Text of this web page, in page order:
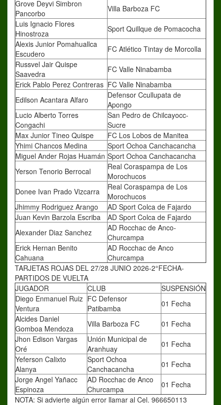
Grove Deyvi Simbron
Pancorbo
Villa Barboza FC
Luis Ignacio Flores
Hinostroza
Sport Quillque de Pomacocha
Alexis Junior Pomahuallca
Escudero
FC Atlético Tintay de Morcolla
Russvel Jair Quispe
Saavedra
FC Valle Ninabamba
Erick Pablo Perez Contreras FC Valle Ninabamba
Edilson Acantara Alfaro
Defensor Ccullupata de
Apongo
Lucio Alberto Torres
Congachi
San Pedro de Chilcayocc-
Sucre
Max Junior Tineo Quispe
FC Los Lobos de Manitea
Yhimi Chancos Medina
Sport Ochoa Canchacancha
Miguel Ander Rojas Huamán Sport Ochoa Canchacancha
Yerson Tenorio Berrocal
Real Coraspampa de Los
Morochucos
Donee Ivan Prado Vizcarra
Real Coraspampa de Los
Morochucos
Jhimmy Rodriguez Arango
AD Sport Colca de Fajardo
Juan Kevin Barzola Escriba
AD Sport Colca de Fajardo
Alexander Diaz Sanchez
AD Rocchac de Anco-
Churcampa
Erick Hernan Benito
Cahuana
AD Rocchac de Anco
Churcampa
TARJETAS ROJAS DEL 27/28 JUNIO 2026-2°FECHA-
PARTIDOS DE VUELTA
JUGADOR
CLUB
SUSPENSIÓN
Diego Enmanuel Ruiz
Ventura
FC Defensor
Patibamba
01 Fecha
Alcides Daniel
Gomboa Mendoza
Villa Barboza FC
01 Fecha
Jhon Edison Vargas
Oré
Unión Municipal de
Aranhuay
01 Fecha
Yeferson Calixto
Alanya
Sport Ochoa
Canchacancha
01 Fecha
Jorge Angel Yañacc
Espinoza
AD Rocchac de Anco
Churcampa
01 Fecha
NOTA: Si advierte algún error llamar al Cel. 966650113